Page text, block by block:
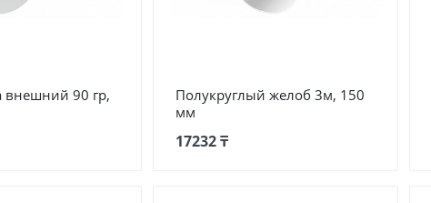
внешний 90 гр,
Полукруглый желоб 3м, 150
мм
17232 ₸